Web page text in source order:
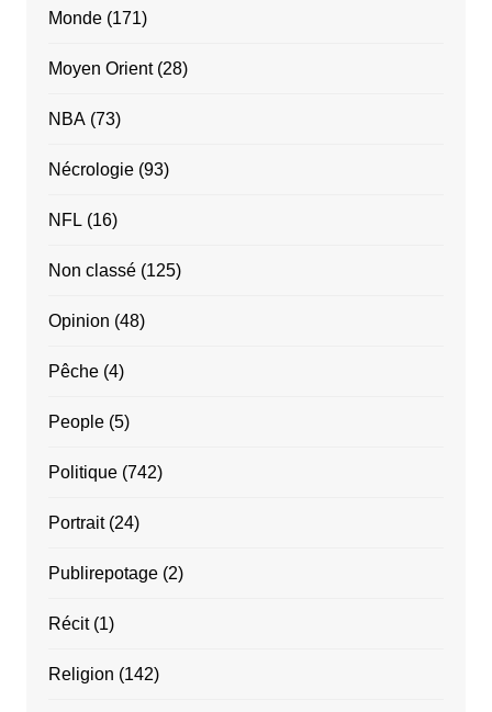
Monde(171)
Moyen Orient(28)
NBA(73)
Nécrologie(93)
NFL (16)
Non classé(125)
Opinion (48)
Pêche(4)
People(5)
Politique(742)
Portrait(24)
Publirepotage(2)
Récit(1)
Religion (142)